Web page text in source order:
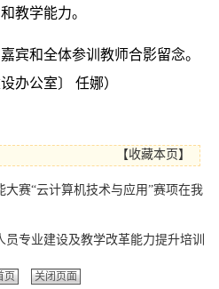
和教学能力。
宾和全体参训教师合影留念。
办公室〕 任娜）
【收藏本页】
大赛“云计算机技术与应用”赛项在我
员专业建设及教学改革能力提升培训
页 关闭页面